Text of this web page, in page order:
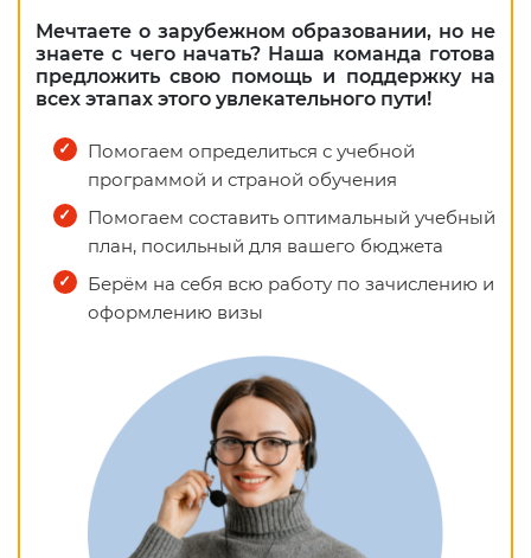
Мечтаете о зарубежном образовании, но не
знаете с чего начать? Наша команда готова
предложить свою помощь и поддержку на
всех этапах этого увлекательного пути!
Помогаем определиться с учебной
программой и страной обучения
Помогаем составить оптимальный учебный
план, посильный для вашего бюджета
Берём на себя всю работу по зачислению и
оформлению визы